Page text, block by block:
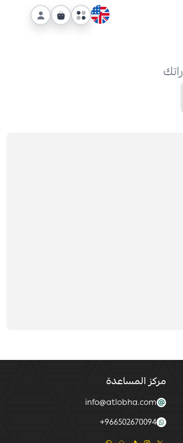
مركز المساعدة
info@atlobha.com
966502670094
+